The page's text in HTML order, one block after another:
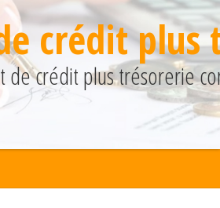
crédit plus
de crédit plus trésorerie